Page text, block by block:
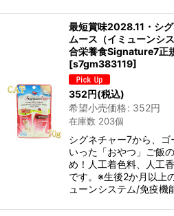
最短賞味2028.11・シ
ムース（イミューンシ
合栄養食Signature7正
[s7gm383119]
352円(税込)
希望小売価格: 352円
在庫数 203個
シグネチャー7から、
いった「おやつ」ご飯
め！人工着色料、人工
です。※生後2か月以上
ューンシステム/免疫機